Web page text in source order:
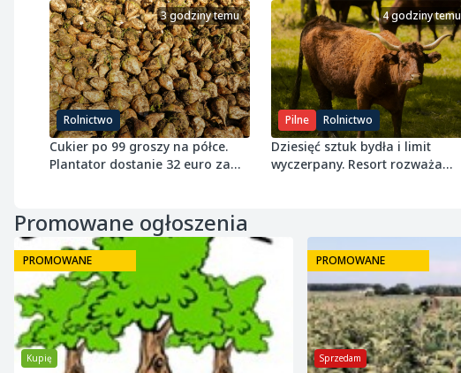
Rolnictwo
3 godziny temu
Cukier po 99 groszy na półce.
Plantator dostanie 32 euro za
Pilne Rolnictwo
4 godziny temu
Dziesięć sztuk bydła i limit
wyczerpany. Resort rozważa
Promowane ogłoszenia
Kupię
PROMOWANE
Sprzedam
PROMOWANE